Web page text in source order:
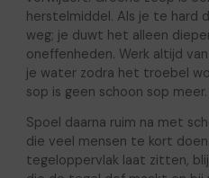
herstelmiddel. Als je te hard
weg; je duwt het alleen
oneffenheden. Werk altijd
je water zodra het troebel
sop is geen schoon sop meer.
Spoel daarna ruim na met
die veel mensen te kort
tegeloppervlak laat zitten,